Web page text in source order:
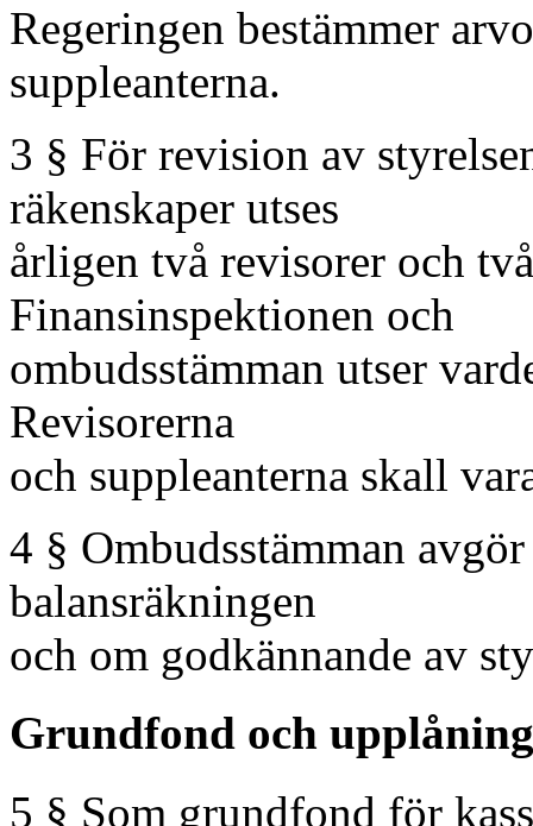
Regeringen bestämmer
suppleanterna.
3 § För revision av
räkenskaper utses
årligen två revisorer och
Finansinspektionen och
ombudsstämman utser
Revisorerna
och suppleanterna skall
4 § Ombudsstämman
balansräkningen
och om godkännande av
Grundfond och upplåning
5 § Som grundfond för